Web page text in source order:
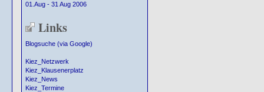
01.Aug - 31 Aug 2006
Links
Blogsuche (via Google)
Kiez_Netzwerk
Kiez_Klausenerplatz
Kiez_News
Kiez_Termine